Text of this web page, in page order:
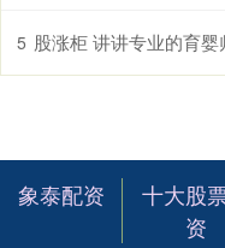
5 股涨柜 讲讲专业的育婴师培
象泰配资
十大股
资